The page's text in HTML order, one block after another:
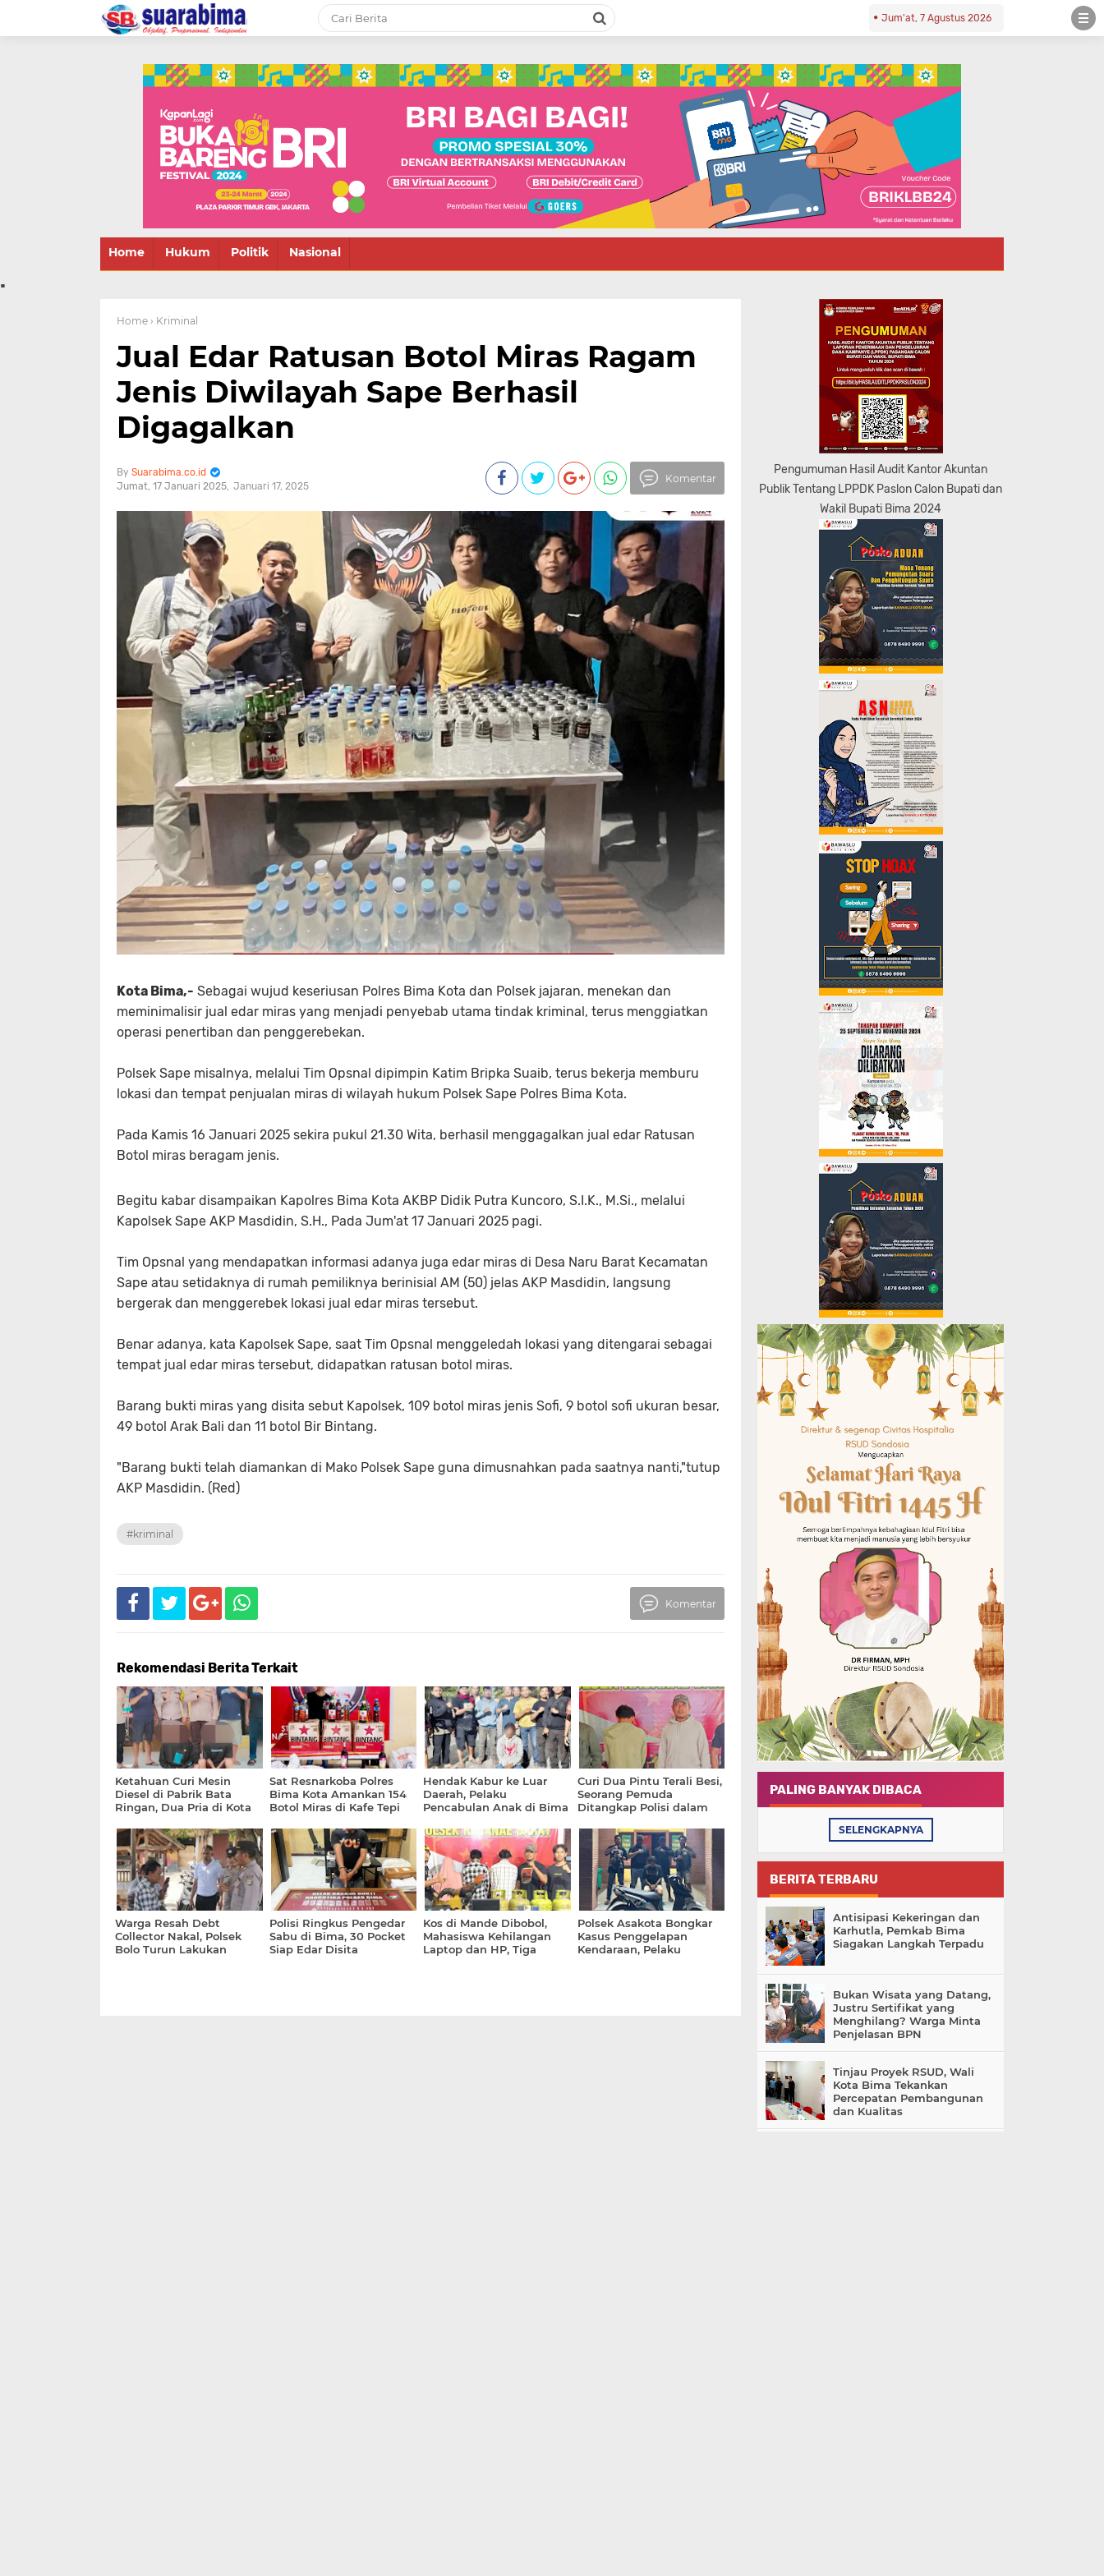
informasi terbaru tentang
Bima dan daerah sekitar
Jum'at, 7 Agustus 2026
Home Hukum Politik Nasional
.
Home › Kriminal
Jual Edar Ratusan Botol Miras Ragam
Jenis Diwilayah Sape Berhasil
Digagalkan
Suarabima.co.id
Jumat, 17 Januari 2025 Januari 17, 2025
Komentar
Kota Bima,- Sebagai wujud keseriusan Polres Bima Kota dan Polsek jajaran, menekan dan
meminimalisir jual edar miras yang menjadi penyebab utama tindak kriminal, terus menggiatkan
operasi penertiban dan penggerebekan.
Polsek Sape misalnya, melalui Tim Opsnal dipimpin Katim Bripka Suaib, terus bekerja memburu
lokasi dan tempat penjualan miras di wilayah hukum Polsek Sape Polres Bima Kota.
Pada Kamis 16 Januari 2025 sekira pukul 21.30 Wita, berhasil menggagalkan jual edar Ratusan
Botol miras beragam jenis.
Begitu kabar disampaikan Kapolres Bima Kota AKBP Didik Putra Kuncoro, S.I.K., M.Si., melalui
Kapolsek Sape AKP Masdidin, S.H., Pada Jum'at 17 Januari 2025 pagi.
Tim Opsnal yang mendapatkan informasi adanya juga edar miras di Desa Naru Barat Kecamatan
Sape atau setidaknya di rumah pemiliknya berinisial AM (50) jelas AKP Masdidin, langsung
bergerak dan menggerebek lokasi jual edar miras tersebut.
Benar adanya, kata Kapolsek Sape, saat Tim Opsnal menggeledah lokasi yang ditengarai sebagai
tempat jual edar miras tersebut, didapatkan ratusan botol miras.
Barang bukti miras yang disita sebut Kapolsek, 109 botol miras jenis Sofi, 9 botol sofi ukuran besar,
49 botol Arak Bali dan 11 botol Bir Bintang.
"Barang bukti telah diamankan di Mako Polsek Sape guna dimusnahkan pada saatnya nanti,"tutup
AKP Masdidin. (Red)
#kriminal
Komentar
Rekomendasi Berita Terkait
Ketahuan Curi Mesin
Diesel di Pabrik Bata
Ringan, Dua Pria di Kota
Sat Resnarkoba Polres
Bima Kota Amankan 154
Botol Miras di Kafe Tepi
Hendak Kabur ke Luar
Daerah, Pelaku
Pencabulan Anak di Bima
Curi Dua Pintu Terali Besi,
Seorang Pemuda
Ditangkap Polisi dalam
Warga Resah Debt
Collector Nakal, Polsek
Bolo Turun Lakukan
Polisi Ringkus Pengedar
Sabu di Bima, 30 Pocket
Siap Edar Disita
Kos di Mande Dibobol,
Mahasiswa Kehilangan
Laptop dan HP, Tiga
Polsek Asakota Bongkar
Kasus Penggelapan
Kendaraan, Pelaku
Pengumuman Hasil Audit Kantor Akuntan
Publik Tentang LPPDK Paslon Calon Bupati dan
Wakil Bupati Bima 2024
PALING BANYAK DIBACA
SELENGKAPNYA
BERITA TERBARU
Antisipasi Kekeringan dan
Karhutla, Pemkab Bima
Siagakan Langkah Terpadu
Bukan Wisata yang Datang,
Justru Sertifikat yang
Menghilang? Warga Minta
Penjelasan BPN
Tinjau Proyek RSUD, Wali
Kota Bima Tekankan
Percepatan Pembangunan
dan Kualitas